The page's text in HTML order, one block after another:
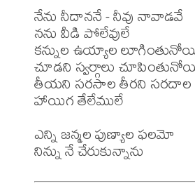
నేను నీదాననే - నీవు నావాడవే
నను వీడి పోలేవులే
కన్నుల ఉయ్యాల
చూడని స్వర్గాలు
తీయని సరసాల తీరని సరదాల
హాయిగ తేలేములే
ఎన్ని జన్మల పుణ్యాల ఫలమో